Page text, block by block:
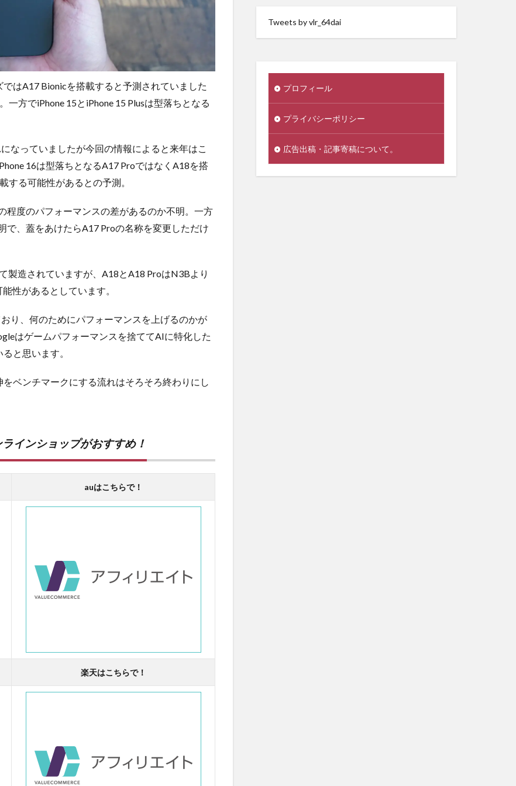
はA17 Bionicを搭載すると予測されていました
方でiPhone 15とiPhone 15 Plusは型落ちとなる
なっていましたが今回の情報によると来年はこ
16は型落ちとなるA17 ProではなくA18を搭
する可能性があるとの予測。
程度のパフォーマンスの差があるのか不明。一方
で、蓋をあけたらA17 Proの名称を変更しただけ
製造されていますが、A18とA18 ProはN3Bより
性があるとしています。
り、何のためにパフォーマンスを上げるのかが
はゲームパフォーマンスを捨ててAIに特化した
と思います。
ベンチマークにする流れはそろそろ終わりにし
インショップがおすすめ！
auはこちらで！
楽天はこちらで！
Tweets by vlr_64dai
プロフィール
プライバシーポリシー
広告出稿・記事寄稿について。